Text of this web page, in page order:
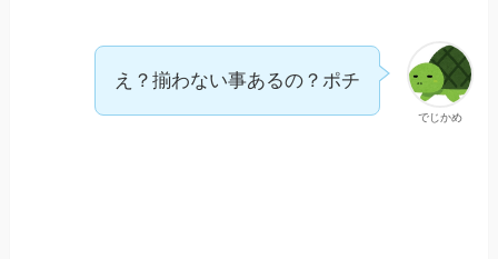
でじかめ
え？揃わない事あるの？ポチ